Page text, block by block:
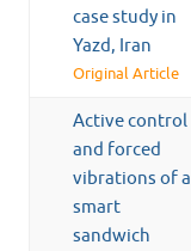
case study in
Yazd, Iran
Original Article
Active control
and forced
vibrations of a
smart
sandwich